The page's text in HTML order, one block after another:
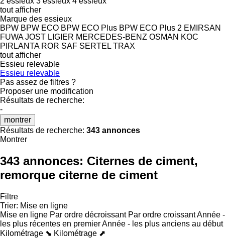
tout afficher
Marque des essieux
BPW BPW ECO BPW ECO Plus BPW ECO Plus 2 EMIRSAN
FUWA JOST LIGIER MERCEDES-BENZ OSMAN KOC
PIRLANTA ROR SAF SERTEL TRAX
tout afficher
Essieu relevable
Essieu relevable
Pas assez de filtres ?
Proposer une modification
Résultats de recherche:
-
montrer
Résultats de recherche: 343 annonces
Montrer
343 annonces: Citernes de ciment,
remorque citerne de ciment
Filtre
Trier: Mise en ligne
Mise en ligne Par ordre décroissant Par ordre croissantAnnée -
les plus récentes en premierAnnée - les plus anciens au début
Kilométrage ⬊ Kilométrage ⬈